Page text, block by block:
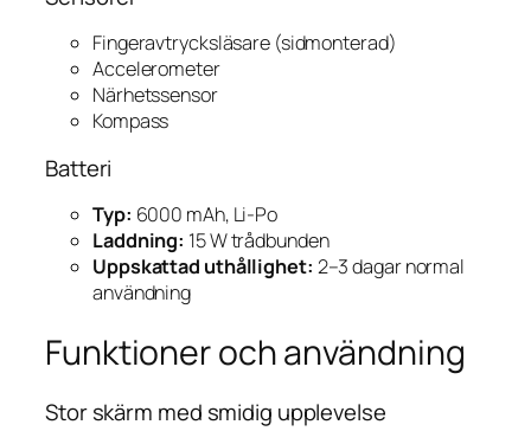
Fingeravtrycksläsare (sidmonterad)
Accelerometer
Närhetssensor
Kompass
Batteri
Typ: 6000 mAh, Li-Po
Laddning: 15 W trådbunden
Uppskattad uthållighet: 2–3 dagar normal
användning
Funktioner och användning
Stor skärm med smidig upplevelse